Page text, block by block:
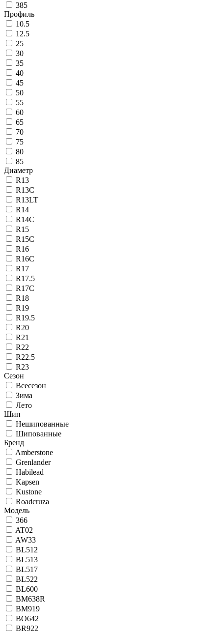
385
Профиль
10.5
12.5
25
30
35
40
45
50
55
60
65
70
75
80
85
Диаметр
R13
R13C
R13LT
R14
R14C
R15
R15C
R16
R16C
R17
R17.5
R17C
R18
R19
R19.5
R20
R21
R22
R22.5
R23
Сезон
Всесезон
Зима
Лето
Шип
Нешипованные
Шипованные
Бренд
Amberstone
Grenlander
Habilead
Kapsen
Kustone
Roadcruza
Модель
366
AT02
AW33
BL512
BL513
BL517
BL522
BL600
BM638R
BM919
BO642
BR922